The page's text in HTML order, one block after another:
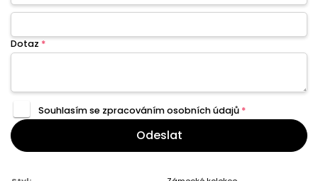
Dotaz *
Souhlasím se zpracovánímosobních údajů *
Odeslat